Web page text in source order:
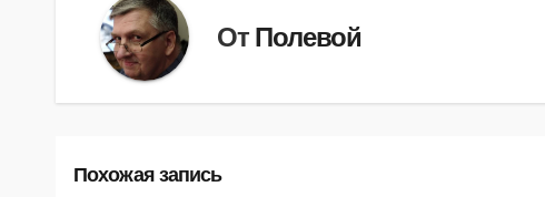
От Полевой
Похожая запись